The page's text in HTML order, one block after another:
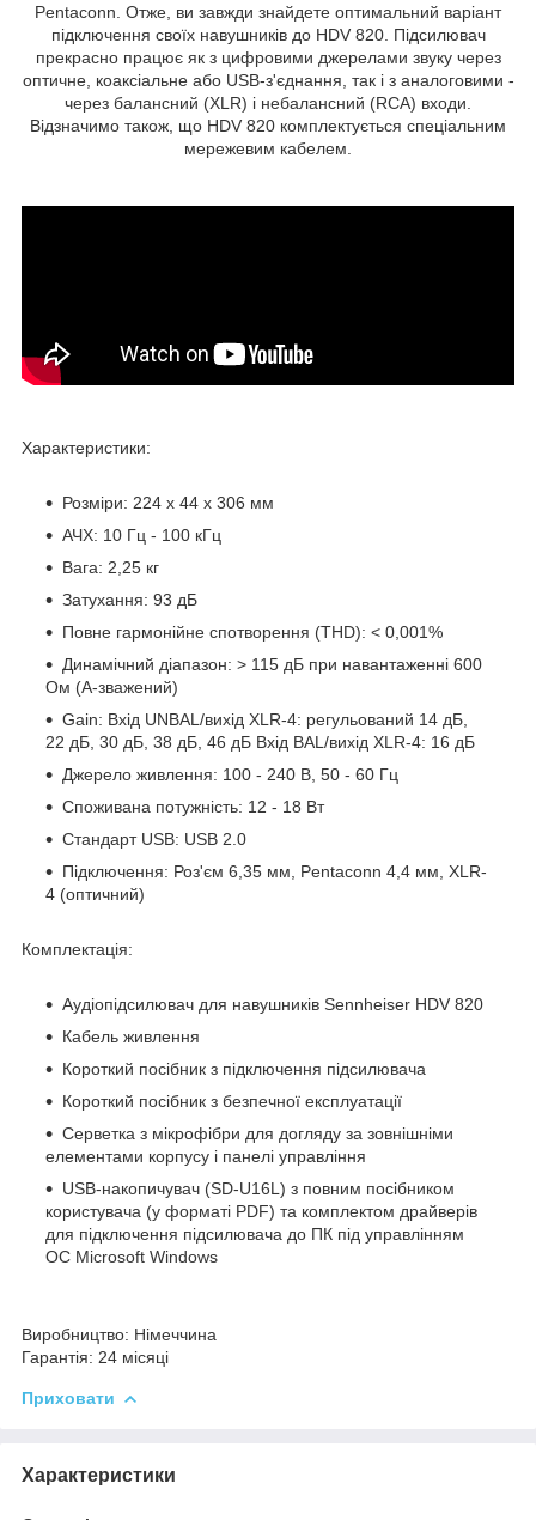
Pentaconn. Отже, ви завжди знайдете оптимальний варіант
підключення своїх навушників до HDV 820. Підсилювач
прекрасно працює як з цифровими джерелами звуку через
оптичне, коаксіальне або USB-з'єднання, так і з аналоговими -
через балансний (XLR) і небалансний (RCA) входи.
Відзначимо також, що HDV 820 комплектується спеціальним
мережевим кабелем.
Характеристики:
Розміри: 224 x 44 x 306 мм
АЧХ: 10 Гц - 100 кГц
Вага: 2,25 кг
Затухання: 93 дБ
Повне гармонійне спотворення (THD): < 0,001%
Динамічний діапазон: > 115 дБ при навантаженні 600
Ом (A-зважений)
Gain: Вхід UNBAL/вихід XLR-4: регульований 14 дБ,
22 дБ, 30 дБ, 38 дБ, 46 дБ Вхід BAL/вихід XLR-4: 16 дБ
Джерело живлення: 100 - 240 В, 50 - 60 Гц
Споживана потужність: 12 - 18 Вт
Стандарт USB: USB 2.0
Підключення: Роз'єм 6,35 мм, Pentaconn 4,4 мм, XLR-
4 (оптичний)
Комплектація:
Аудіопідсилювач для навушників Sennheiser HDV 820
Кабель живлення
Короткий посібник з підключення підсилювача
Короткий посібник з безпечної експлуатації
Серветка з мікрофібри для догляду за зовнішніми
елементами корпусу і панелі управління
USB-накопичувач (SD-U16L) з повним посібником
користувача (у форматі PDF) та комплектом драйверів
для підключення підсилювача до ПК під управлінням
ОС Microsoft Windows
Виробництво: Німеччина
Гарантія: 24 місяці
Приховати
Характеристики